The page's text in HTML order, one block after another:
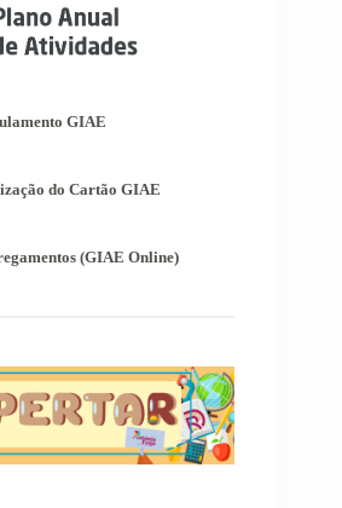
Provas de
(PEF)
as Informações-Prova
GIAE
do Cartão GIAE
(GIAE Online)